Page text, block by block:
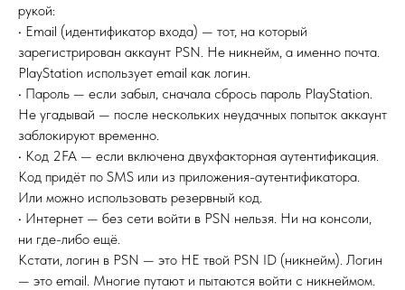
рукой:
• Email (идентификатор входа) — тот, на который
зарегистрирован аккаунт PSN. Не никнейм, а именно почта.
PlayStation использует email как логин.
• Пароль — если забыл, сначала сбрось пароль PlayStation.
Не угадывай — после нескольких неудачных попыток аккаунт
заблокируют временно.
• Код 2FA — если включена двухфакторная аутентификация.
Код придёт по SMS или из приложения-аутентификатора.
Или можно использовать резервный код.
• Интернет — без сети войти в PSN нельзя. Ни на консоли,
ни где-либо ещё.
Кстати, логин в PSN — это НЕ твой PSN ID (никнейм). Логин
— это email. Многие путают и пытаются войти с никнеймом.